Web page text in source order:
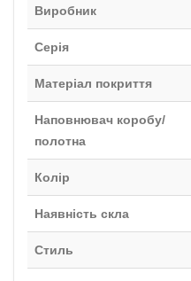
Виробник
Серія
Матеріал покриття
Наповнювач коробу/
полотна
Колір
Наявність скла
Стиль